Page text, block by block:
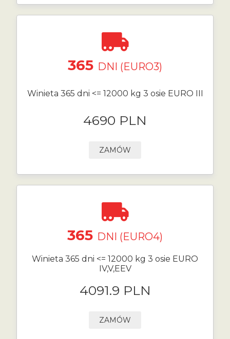
365 DNI (EURO3)
Winieta 365 dni <= 12000 kg 3 osie EURO III
4690 PLN
ZAMÓW
365 DNI (EURO4)
Winieta 365 dni <= 12000 kg 3 osie EURO
IV,V,EEV
4091.9 PLN
ZAMÓW